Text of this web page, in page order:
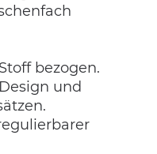
bezogen.
und